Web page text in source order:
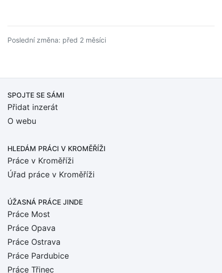
Poslední změna: před 2 měsíci
SPOJTE SE SÁMI
Přidat inzerát
O webu
HLEDÁM PRÁCI V KROMĚŘÍŽI
Práce v Kroměříži
Úřad práce v Kroměříži
ÚŽASNÁ PRÁCE JINDE
Práce Most
Práce Opava
Práce Ostrava
Práce Pardubice
Práce Třinec